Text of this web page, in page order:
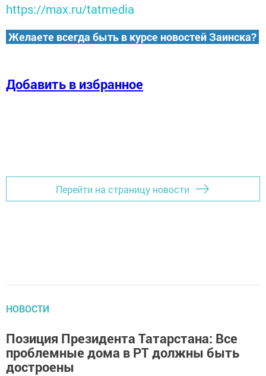
https://max.ru/tatmedia
Желаете всегда быть в курсе новостей Заинска?
Добавить в избранное
Перейти на страницу новости
НОВОСТИ
Позиция Президента Татарстана: Все
проблемные дома в РТ должны быть
достроены